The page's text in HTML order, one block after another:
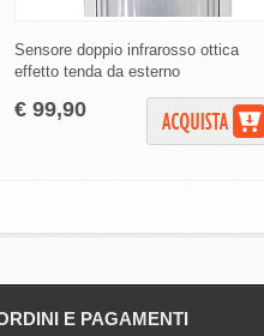
Sensore doppio infrarosso ottica
effetto tenda da esterno
€ 99,90
E PAGAMENTI